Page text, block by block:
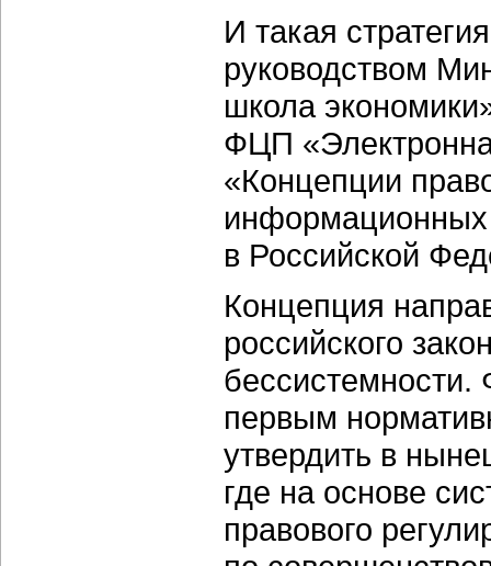
И такая
руководством
школа
ФЦП
«Концепции
информационных
в Российской
Концепция
российского
бессистемности.
первым
утвердить в
где на основе
правового